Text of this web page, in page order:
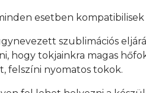
esetben
szublimációs
hogy tokjainkra magas
felszíni nyomatos tokok.